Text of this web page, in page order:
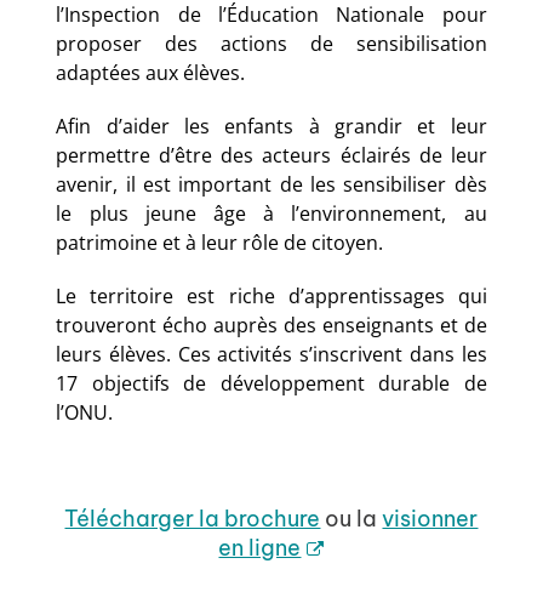
l’Inspection de l’Éducation Nationale pour
proposer des actions de sensibilisation
adaptées aux élèves.
Afin d’aider les enfants à grandir et leur
permettre d’être des acteurs éclairés de leur
avenir, il est important de les sensibiliser dès
le plus jeune âge à l’environnement, au
patrimoine et à leur rôle de citoyen.
Le territoire est riche d’apprentissages qui
trouveront écho auprès des enseignants et de
leurs élèves. Ces activités s’inscrivent dans les
17 objectifs de développement durable de
l’ONU.
Télécharger la brochure ou lavisionner
en ligne